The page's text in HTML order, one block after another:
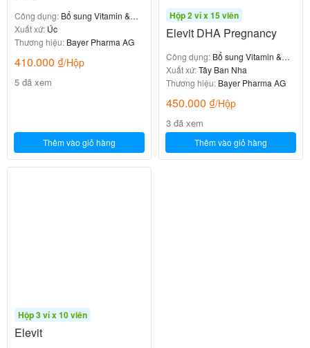
Công dụng: Bổ sung Vitamin &
khoáng chất
Xuất xứ: Úc
Thương hiệu: Bayer Pharma AG
410.000 ₫/Hộp
5 đã xem
Thêm vào giỏ hàng
Hộp 2 vỉ x 15 viên
Elevit DHA Pregnancy
Công dụng: Bổ sung Vitamin &
khoáng chất
Xuất xứ:Tây Ban Nha
Thương hiệu: Bayer Pharma AG
450.000 ₫/Hộp
3 đã xem
Thêm vào giỏ hàng
Hộp 3 vỉ x 10 viên
Elevit